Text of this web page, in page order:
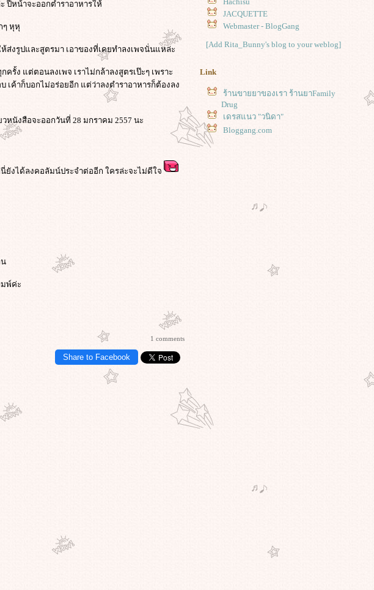
ปีหน้าจะออกตำราอาหารให้
ๆ หุหุ
งรูปและสูตรมา เอาของที่เคยทำลงเพจนั่นแหล่ะ
รั้ง แต่ตอนลงเพจ เราไม่กล้าลงสูตรเป๊ะๆ เพราะ
ค้าก็บอกไม่อร่อยอีก แต่ว่าลงตำราอาหารก็ต้องลง
หนังสือจะออกวันที่ 28 มกราคม 2557 นะ
งได้ลงคอลัมน์ประจำต่ออีก ใครล่ะจะไม่ดีใจ
พ์ค่ะ
1 comments
Share to Facebook
JACQUETTE
Webmaster - BlogGang
[Add Rita_Bunny's blog to your weblog]
Link
ร้านขายยาของเรา ร้านยาFamily
Drug
เดรสแนว "วนิดา"
Bloggang.com